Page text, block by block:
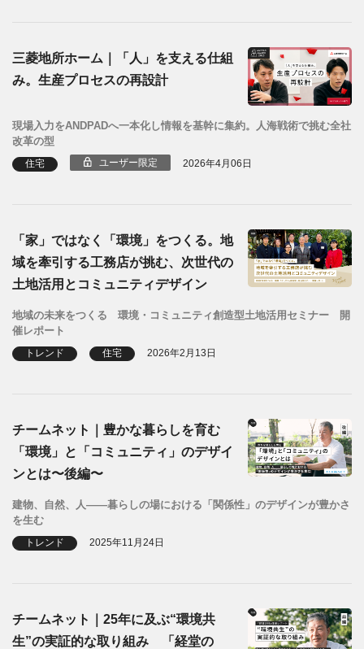
三菱地所ホーム｜「人」を支える仕組
み。生産プロセスの再設計
現場入力をANDPADへ一本化し情報を基幹に集約。人海戦術で挑む全社
改革の型
住宅 ユーザー限定 2026年4月06日
「家」ではなく「環境」をつくる。地
域を牽引する工務店が挑む、次世代の
土地活用とコミュニティデザイン
地域の未来をつくる 環境・コミュニティ創造型土地活用セミナー 開
催レポート
トレンド 住宅 2026年2月13日
チームネット｜豊かな暮らしを育む
「環境」と「コミュニティ」のデザイ
ンとは〜後編〜
建物、自然、人――暮らしの場における「関係性」のデザインが豊かさ
を生む
トレンド 2025年11月24日
チームネット｜25年に及ぶ“環境共
生”の実証的な取り組み 「経堂の